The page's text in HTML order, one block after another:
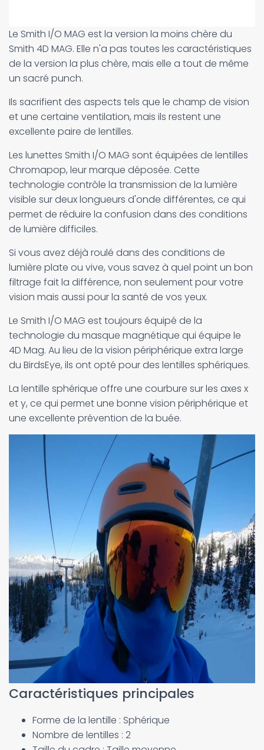
Le Smith I/O MAG est la version la moins chère du
Smith 4D MAG. Elle n'a pas toutes les caractéristiques
de la version la plus chère, mais elle a tout de même
un sacré punch.
Ils sacrifient des aspects tels que le champ de vision
et une certaine ventilation, mais ils restent une
excellente paire de lentilles.
Les lunettes Smith I/O MAG sont équipées de lentilles
Chromapop, leur marque déposée. Cette
technologie contrôle la transmission de la lumière
visible sur deux longueurs d'onde différentes, ce qui
permet de réduire la confusion dans des conditions
de lumière difficiles.
Si vous avez déjà roulé dans des conditions de
lumière plate ou vive, vous savez à quel point un bon
filtrage fait la différence, non seulement pour votre
vision mais aussi pour la santé de vos yeux.
Le Smith I/O MAG est toujours équipé de la
technologie du masque magnétique qui équipe le
4D Mag. Au lieu de la vision périphérique extra large
du BirdsEye, ils ont opté pour des lentilles sphériques.
La lentille sphérique offre une courbure sur les axes x
et y, ce qui permet une bonne vision périphérique et
une excellente prévention de la buée.
Caractéristiques principales
Forme de la lentille : Sphérique
Nombre de lentilles : 2